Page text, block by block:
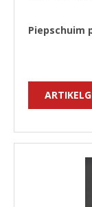
Piepschuim